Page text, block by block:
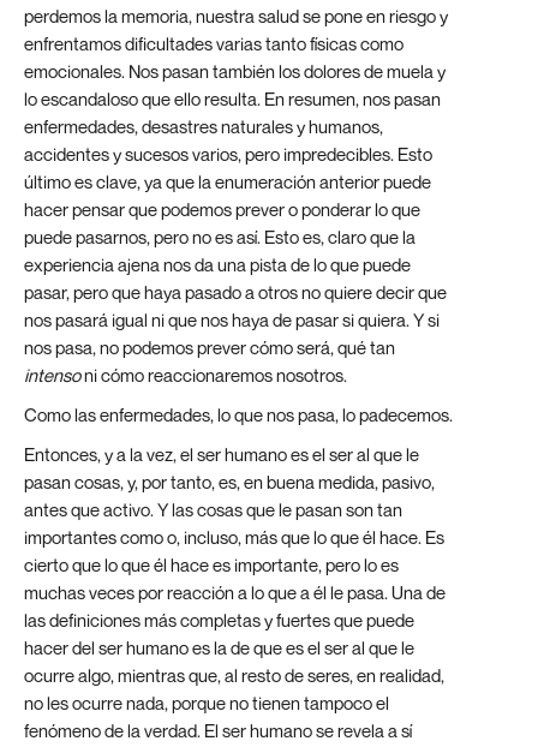
perdemos la memoria, nuestra salud se pone en riesgo y
enfrentamos dificultades varias tanto físicas como
emocionales. Nos pasan también los dolores de muela y
lo escandaloso que ello resulta. En resumen, nos pasan
enfermedades, desastres naturales y humanos,
accidentes y sucesos varios, pero impredecibles. Esto
último es clave, ya que la enumeración anterior puede
hacer pensar que podemos prever o ponderar lo que
puede pasarnos, pero no es así. Esto es, claro que la
experiencia ajena nos da una pista de lo que puede
pasar, pero que haya pasado a otros no quiere decir que
nos pasará igual ni que nos haya de pasar si quiera. Y si
nos pasa, no podemos prever cómo será, qué tan
intensoni cómo reaccionaremos nosotros.
Como las enfermedades, lo que nos pasa, lo padecemos.
Entonces, y a la vez, el ser humano es el ser al que le
pasan cosas, y, por tanto, es, en buena medida, pasivo,
antes que activo. Y las cosas que le pasan son tan
importantes como o, incluso, más que lo que él hace. Es
cierto que lo que él hace es importante, pero lo es
muchas veces por reacción a lo que a él le pasa. Una de
las definiciones más completas y fuertes que puede
hacer del ser humano es la de que es el ser al que le
ocurre algo, mientras que, al resto de seres, en realidad,
no les ocurre nada, porque no tienen tampoco el
fenómeno de la verdad. El ser humano se revela a sí